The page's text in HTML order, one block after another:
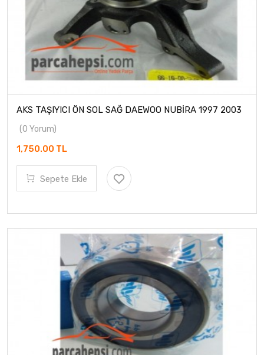
AKS TAŞIYICI ÖN SOL SAĞ DAEWOO NUBİRA 1997 2003
(0 Yorum)
1,750.00 TL
Sepete Ekle